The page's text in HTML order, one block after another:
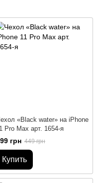
«Вlack water» на iPhone
Pro Max арт. 1654-я
грн 449 грн
Купить